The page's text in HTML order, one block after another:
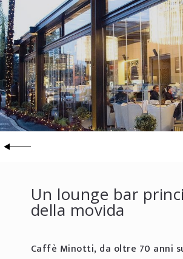
Un lounge bar
della movida
Caffè Minotti, da oltre 70 anni